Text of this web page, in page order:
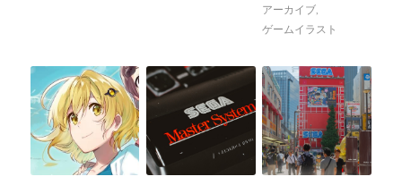
アーカイブ,
ゲームイラスト